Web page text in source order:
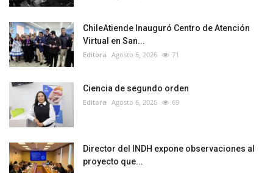
ChileAtiende Inauguró Centro de Atención
Virtual en San...
Editora Agosto 6, 2026 71
Ciencia de segundo orden
Editora Agosto 6, 2026 69
Director del INDH expone observaciones al
proyecto que...